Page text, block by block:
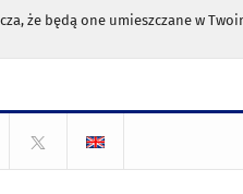
że będą one umieszczane w